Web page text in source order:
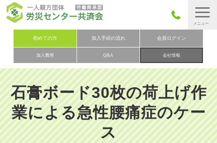
初めての方 加入手続の流れ 会員ログイン
加入費用 Q&A 会社情報
労災保険とは
労災保険の取りまとめ
労災保険加入手続きの流れ
加入費用
加入申込み
会社概要
石膏ボード30枚の荷上げ作
業による急性腰痛症のケー
ス